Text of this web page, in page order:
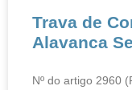
Trava de
Alavanca
Nº do artigo 2960